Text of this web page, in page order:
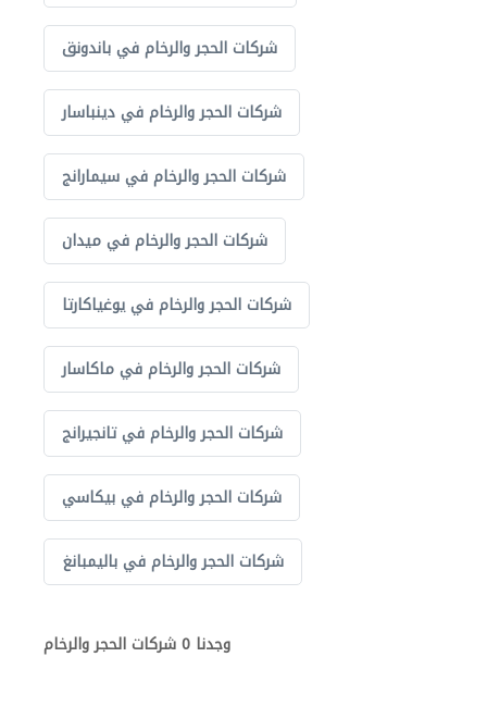
شركات الحجر والرخام في باندونق
شركات الحجر والرخام في دينباسار
شركات الحجر والرخام في سيمارانج
شركات الحجر والرخام في ميدان
شركات الحجر والرخام في يوغياكارتا
شركات الحجر والرخام في ماكاسار
شركات الحجر والرخام في تانجيرانج
شركات الحجر والرخام في بيكاسي
شركات الحجر والرخام في باليمبانغ
وجدنا 0 شركات الحجر والرخام